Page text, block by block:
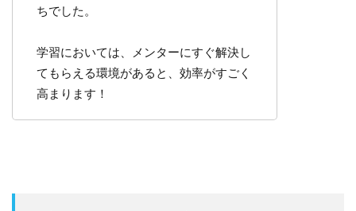
ちでした。
学習においては、メンターにすぐ解決し
てもらえる環境があると、効率がすごく
高まります！